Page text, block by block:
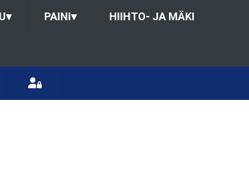
▾ PAINI▾ HIIHTO- JA MÄKI